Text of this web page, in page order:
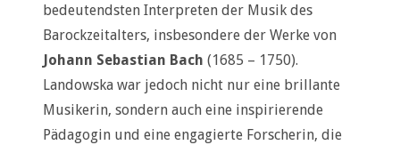
bedeutendsten Interpreten der Musik des
Barockzeitalters, insbesondere der Werke von
Johann Sebastian Bach (1685 – 1750).
Landowska war jedoch nicht nur eine brillante
Musikerin, sondern auch eine inspirierende
Pädagogin und eine engagierte Forscherin, die